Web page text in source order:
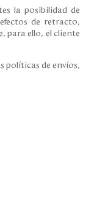
la posibilidad de
de retracto,
para ello, el cliente
políticas de envíos,